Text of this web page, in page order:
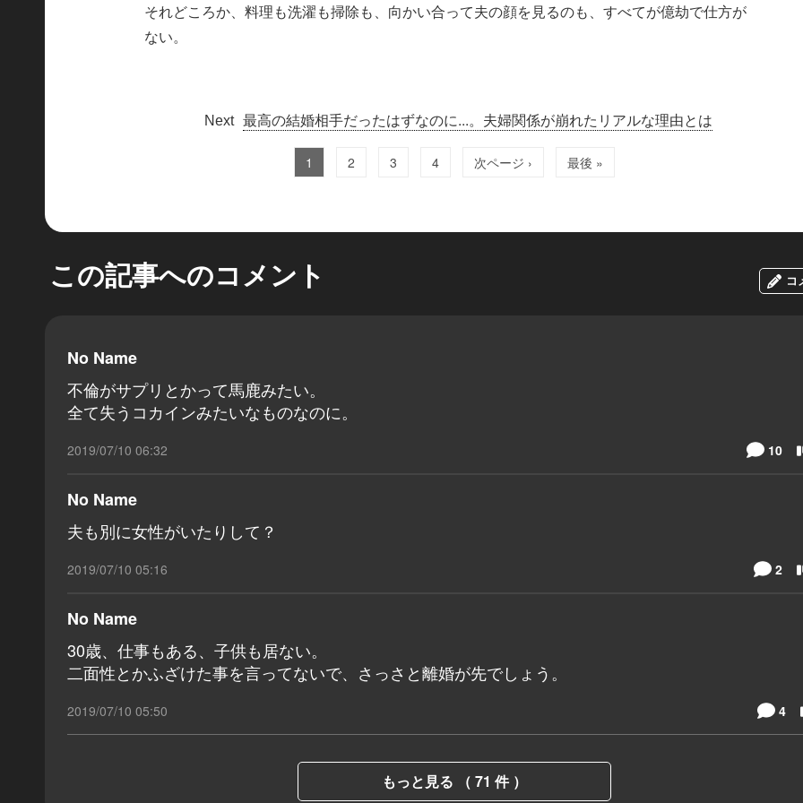
それどころか、料理も洗濯も掃除も、向かい合って夫の顔を見るのも、すべてが億劫で仕方が
ない。
最高の結婚相手だったはずなのに...。夫婦関係が崩れたリアルな理由とは
1 2 3 4 次ページ › 最後 »
この記事へのコメント コ
No Name
不倫がサプリとかって馬鹿みたい。
全て失うコカインみたいなものなのに。
2019/07/10 06:32 10
No Name
夫も別に女性がいたりして？
2019/07/10 05:16 2
No Name
30歳、仕事もある、子供も居ない。
二面性とかふざけた事を言ってないで、さっさと離婚が先でしょう。
2019/07/10 05:50 4
もっと見る （ 71 件 ）